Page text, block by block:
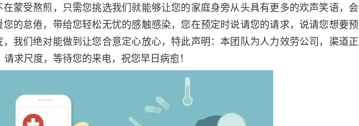
蒙受熬煎，只需您挑选我们就能够让您的家庭身旁从头具有更多的欢声笑语，会
的怠倦，带给您轻松无忧的感触感染，您在预定时说请您的请求，说请您想要预
我们绝对能做到让您合意定心放心，特此声明：本团队为人力效劳公司，渠道正
求尺度，等待您的来电，祝您早日病愈！